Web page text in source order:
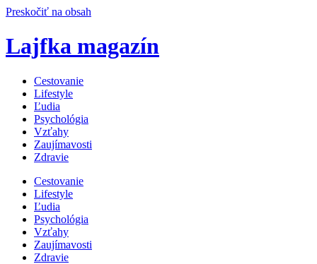
Preskočiť na obsah
Lajfka magazín
Cestovanie
Lifestyle
Ľudia
Psychológia
Vzťahy
Zaujímavosti
Zdravie
Cestovanie
Lifestyle
Ľudia
Psychológia
Vzťahy
Zaujímavosti
Zdravie